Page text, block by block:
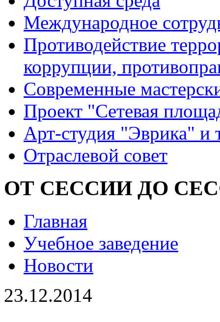
Международное
Противодействие
коррупции,
Современные
Проект "Сетевая
Арт-студия "Эврика" и
Отраслевой совет
ОТ СЕССИИ ДО
Главная
Учебное заведение
Новости
23.12.2014